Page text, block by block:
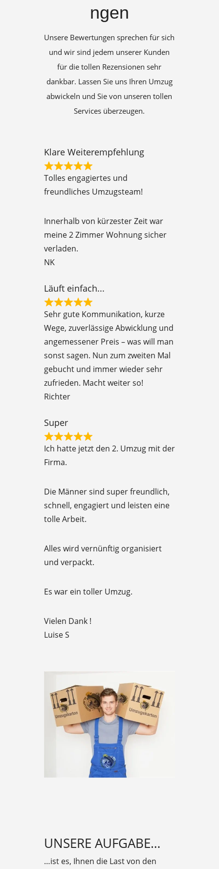
ngen
Unsere Bewertungen sprechen für sich
und wir sind jedem unserer Kunden
für die tollen Rezensionen sehr
dankbar. Lassen Sie uns Ihren Umzug
abwickeln und Sie von unseren tollen
Services überzeugen.
Klare Weiterempfehlung
R
a
d
5
o
o
Tolles engagiertes und
freundliches Umzugsteam!
Innerhalb von kürzester Zeit war
meine 2 Zimmer Wohnung sicher
verladen.
NK
Läuft einfach...
R
d
5
t
o
f
Sehr gute Kommunikation, kurze
Wege, zuverlässige Abwicklung und
angemessener Preis – was will man
sonst sagen. Nun zum zweiten Mal
gebucht und immer wieder sehr
zufrieden. Macht weiter so!
Richter
Super
R
d
5
o
t
o
5
Ich hatte jetzt den 2. Umzug mit der
Firma.
Die Männer sind super freundlich,
schnell, engagiert und leisten eine
tolle Arbeit.
Alles wird vernünftig organisiert
und verpackt.
Es war ein toller Umzug.
Vielen Dank !
Luise S
UNSERE AUFGABE…
…ist es, Ihnen die Last von den